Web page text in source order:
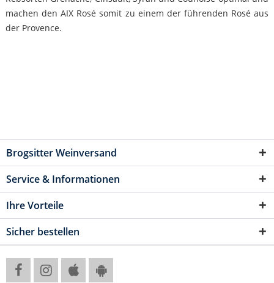
machen den AIX Rosé somit zu einem der führenden Rosé aus
der Provence.
Brogsitter Weinversand
Service & Informationen
Ihre Vorteile
Sicher bestellen